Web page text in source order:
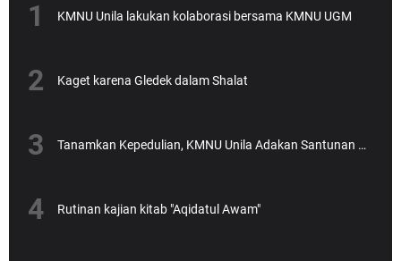
KMNU Unila lakukan kolaborasi bersama KMNU UGM
Kaget karena Gledek dalam Shalat
Tanamkan Kepedulian, KMNU Unila Adakan Santunan Anak Yatim
Rutinan kajian kitab "Aqidatul Awam"